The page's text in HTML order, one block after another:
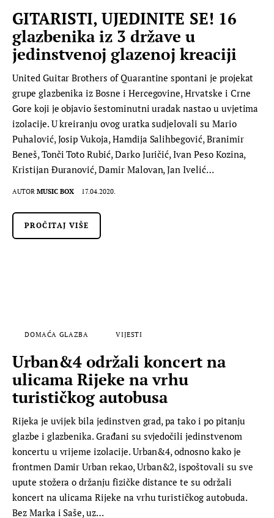
GITARISTI, UJEDINITE SE! 16
glazbenika iz 3 države u
jedinstvenoj glazenoj kreaciji
United Guitar Brothers of Quarantine spontani je projekat
grupe glazbenika iz Bosne i Hercegovine, Hrvatske i Crne
Gore koji je objavio šestominutni uradak nastao u uvjetima
izolacije. U kreiranju ovog uratka sudjelovali su Mario
Puhalović, Josip Vukoja, Hamdija Salihbegović, Branimir
Beneš, Tonči Toto Rubić, Darko Juričić, Ivan Peso Kozina,
Kristijan Đuranović, Damir Malovan, Jan Ivelić…
AUTOR MUSIC BOX 17.04.2020.
PROČITAJ VIŠE
DOMAĆA GLAZBA VIJESTI
Urban&4 održali koncert na
ulicama Rijeke na vrhu
turističkog autobusa
Rijeka je uvijek bila jedinstven grad, pa tako i po pitanju
glazbe i glazbenika. Građani su svjedočili jedinstvenom
koncertu u vrijeme izolacije. Urban&4, odnosno kako je
frontmen Damir Urban rekao, Urban&2, ispoštovali su sve
upute stožera o držanju fizičke distance te su održali
koncert na ulicama Rijeke na vrhu turističkog autobuda.
Bez Marka i Saše, uz…